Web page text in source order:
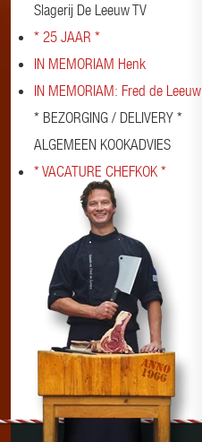
Slagerij De Leeuw TV
* 25 JAAR *
IN MEMORIAM Henk
IN MEMORIAM: Fred de Leeuw
* BEZORGING / DELIVERY *
ALGEMEEN KOOKADVIES
* VACATURE CHEFKOK *